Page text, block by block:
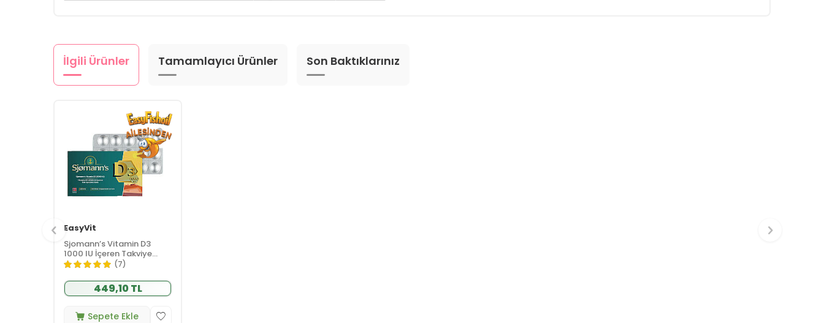
İlgili Ürünler Tamamlayıcı Ürünler Son Baktıklarınız
EasyVit
Sjomann’s Vitamin D3
1000 IU İçeren Takviye
Edici Gıda 30 Adet
(7)
449,10 TL
Sepete Ekle